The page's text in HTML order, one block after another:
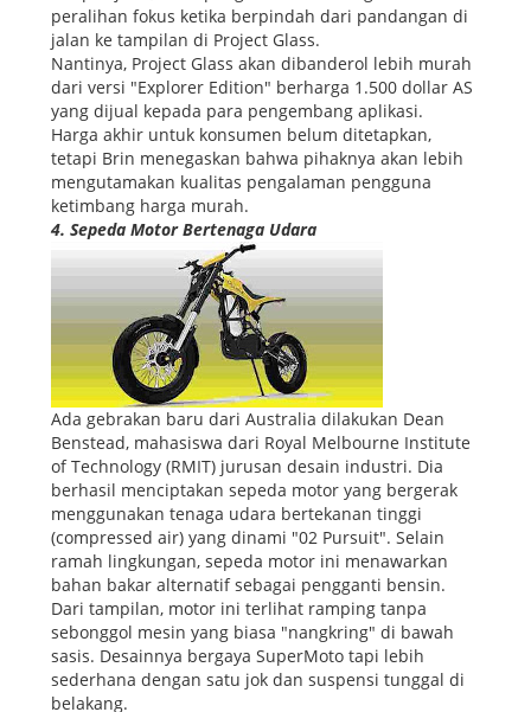
peralihan fokus ketika berpindah dari pandangan di
jalan ke tampilan di Project Glass.
Nantinya, Project Glass akan dibanderol lebih murah
dari versi "Explorer Edition" berharga 1.500 dollar AS
yang dijual kepada para pengembang aplikasi.
Harga akhir untuk konsumen belum ditetapkan,
tetapi Brin menegaskan bahwa pihaknya akan lebih
mengutamakan kualitas pengalaman pengguna
ketimbang harga murah.
4. Sepeda Motor Bertenaga Udara
Ada gebrakan baru dari Australia dilakukan Dean
Benstead, mahasiswa dari Royal Melbourne Institute
of Technology (RMIT) jurusan desain industri. Dia
berhasil menciptakan sepeda motor yang bergerak
menggunakan tenaga udara bertekanan tinggi
(compressed air) yang dinami "02 Pursuit". Selain
ramah lingkungan, sepeda motor ini menawarkan
bahan bakar alternatif sebagai pengganti bensin.
Dari tampilan, motor ini terlihat ramping tanpa
sebonggol mesin yang biasa "nangkring" di bawah
sasis. Desainnya bergaya SuperMoto tapi lebih
sederhana dengan satu jok dan suspensi tunggal di
belakang.